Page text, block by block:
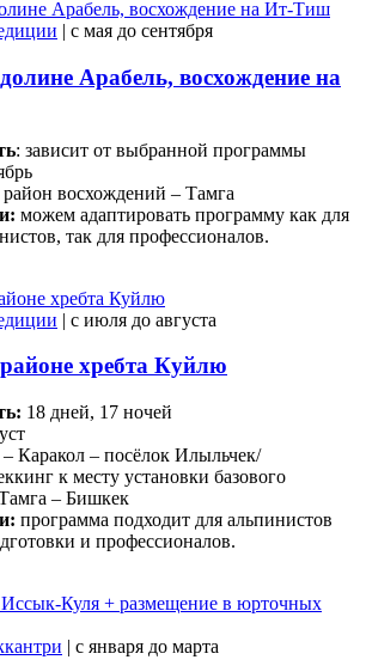
| c мая до сентября
Арабель, восхождение на
: зависит от выбранной программы
восхождений – Тамга
можем адаптировать программу как для
так для профессионалов.
| c июля до августа
хребта Куйлю
18 дней, 17 ночей
Каракол – посёлок Илыльчек/
к месту установки базового
– Бишкек
программа подходит для альпинистов
и профессионалов.
| c января до марта